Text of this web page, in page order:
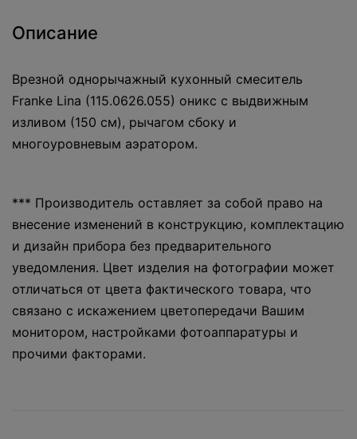
Описание
Врезной однорычажный кухонный смеситель
Franke Lina (115.0626.055) оникс с выдвижным
изливом (150 см), рычагом сбоку и
многоуровневым аэратором.
*** Производитель оставляет за собой право на
внесение изменений в конструкцию, комплектацию
и дизайн прибора без предварительного
уведомления. Цвет изделия на фотографии может
отличаться от цвета фактического товара, что
связано с искажением цветопередачи Вашим
монитором, настройками фотоаппаратуры и
прочими факторами.